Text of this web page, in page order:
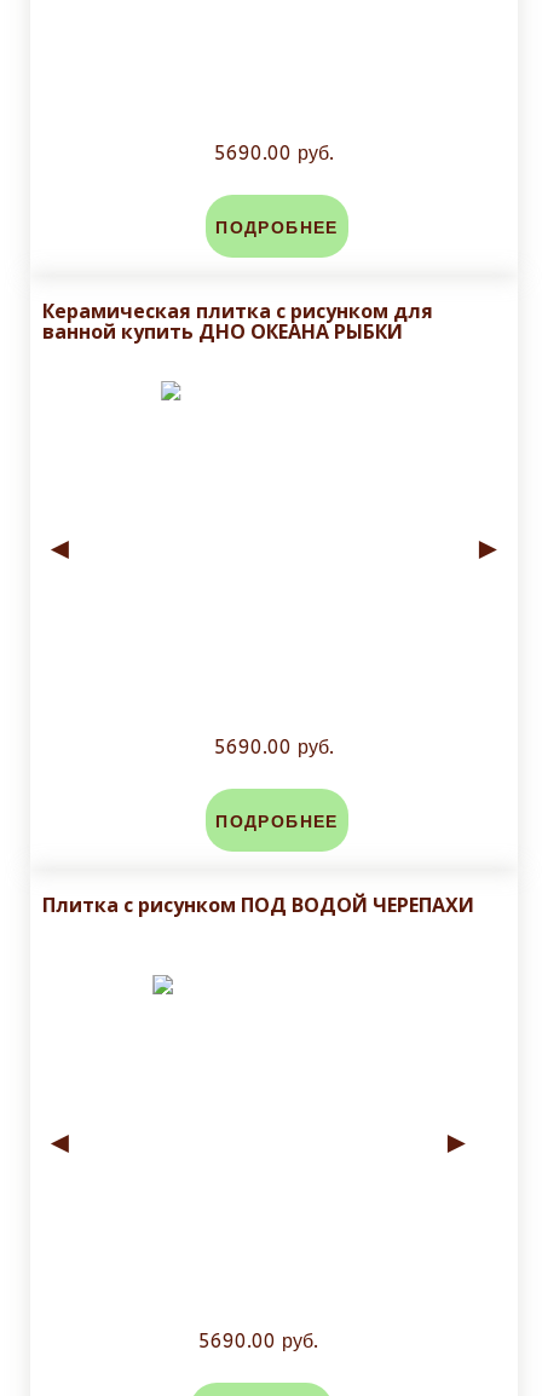
5690.00 руб.
ПОДРОБНЕЕ
Керамическая плитка с рисунком для
ванной купить ДНО ОКЕАНА РЫБКИ
◄ ►
5690.00 руб.
ПОДРОБНЕЕ
Плитка с рисунком ПОД ВОДОЙ ЧЕРЕПАХИ
◄ ►
5690.00 руб.